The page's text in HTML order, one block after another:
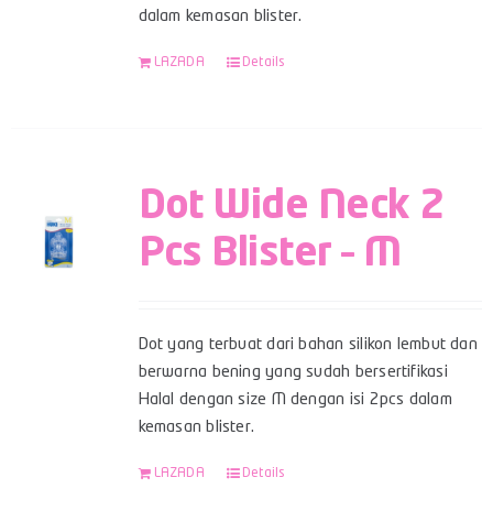
dalam kemasan blister.
LAZADA Details
Dot Wide Neck 2
Pcs Blister – M
Dot yang terbuat dari bahan silikon lembut dan
berwarna bening yang sudah bersertifikasi
Halal dengan size M dengan isi 2pcs dalam
kemasan blister.
LAZADA Details